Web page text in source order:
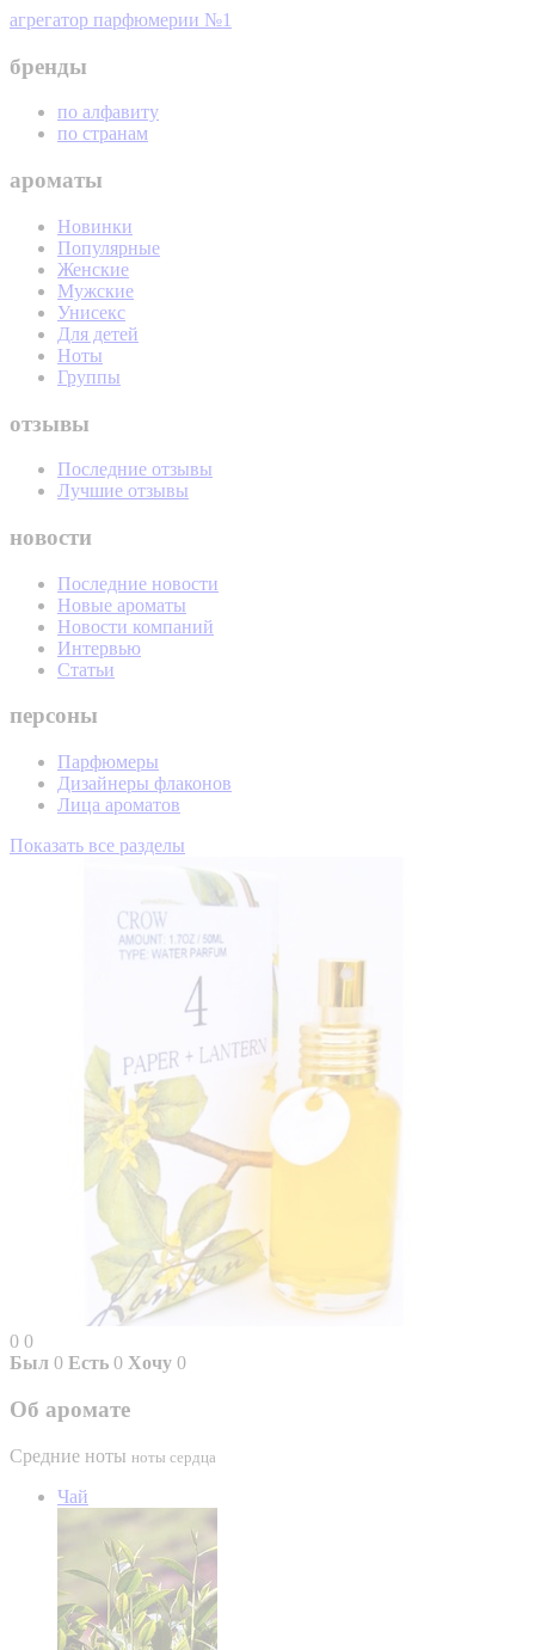
агрегатор парфюмерии №1
бренды
по алфавиту
по странам
ароматы
Новинки
Популярные
Женские
Мужские
Унисекс
Для детей
Ноты
Группы
отзывы
Последние отзывы
Лучшие отзывы
новости
Последние новости
Новые ароматы
Новости компаний
Интервью
Статьи
персоны
Парфюмеры
Дизайнеры флаконов
Лица ароматов
Показать все разделы
0 0
Был 0 Есть 0 Хочу 0
Об аромате
Средние ноты ноты сердца
Чай